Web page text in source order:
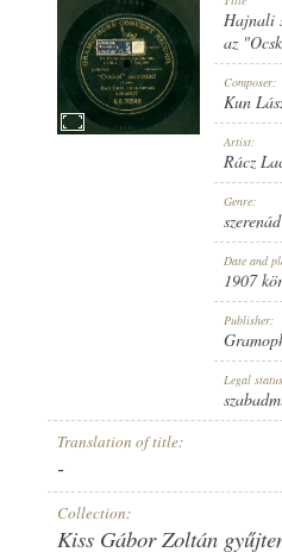
RÁCZ LACI CIGÁNYZENEKARA
GENRE: SZERENÁD
Hajnali
az
Composer:
Kun
Artist:
Rácz
Genre:
szerenád
Date and
1907
Publisher:
Legal
Translation of title:
-
Collection:
Kiss Gábor Zoltán